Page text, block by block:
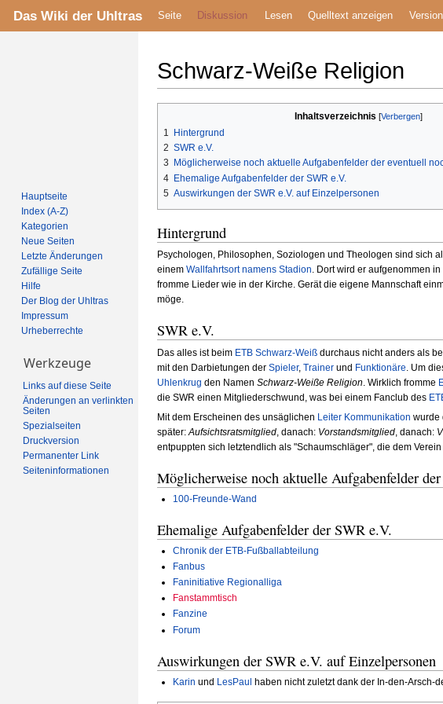
Schwarz-Weiße Religion
Navigation
springen
Suche
springen
Inhaltsverzeichnis
1
Hintergrund
2 SWR e.V.
3
Möglicherweise noch aktuelle Aufgabenfelder der eventuell
4 Ehemalige Aufgabenfelder der SWR e.V.
5 Auswirkungen der SWR e.V. auf Einzelpersonen
Hintergrund
Psychologen, Philosophen, Soziologen und Theologen sind sich
einem Wallfahrtsort namens Stadion. Dort wird er aufgenommen
fromme Lieder wie in der Kirche. Gerät die eigene Mannschaft
möge.
SWR e.V.
Das alles ist beim ETB Schwarz-Weiß durchaus nicht anders als
mit den Darbietungen der Spieler, Trainer und Funktionäre . Um
Uhlenkrug den Namen Schwarz-Weiße Religion . Wirklich fromme
die SWR einen Mitgliederschwund, was bei einem Fanclub des
Mit dem Erscheinen des unsäglichen Leiter Kommunikation wurde
später: Aufsichtsratsmitglied , danach: Vorstandsmitglied , danach:
entpuppten sich letztendlich als "Schaumschläger", die dem
Möglicherweise noch aktuelle Aufgabenfelder
100-Freunde-Wand
Ehemalige Aufgabenfelder der SWR e.V.
Chronik der ETB-Fußballabteilung
Fanbus
Faninitiative Regionalliga
Fanstammtisch
Fanzine
Forum
Auswirkungen der SWR e.V. auf Einzelpersonen
Karin und LesPaul haben nicht zuletzt dank der In-den-Arsch-
Das Wiki der Uhltras Seite Diskussion Lesen Quelltext anzeigen
Hauptseite
Index (A-Z)
Kategorien
Neue Seiten
Letzte Änderungen
Zufällige Seite
Hilfe
Der Blog der Uhltras
Impressum
Urheberrechte
Werkzeuge
Links auf diese Seite
Änderungen an verlinkten
Seiten
Spezialseiten
Druckversion
Permanenter Link
Seiten­­informationen